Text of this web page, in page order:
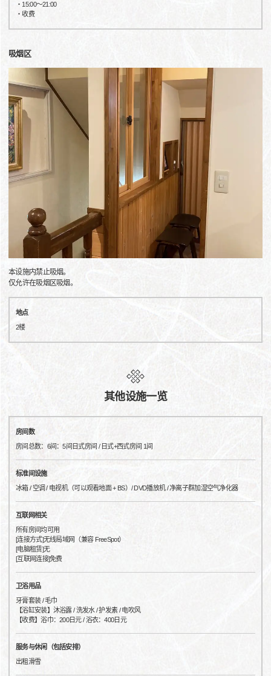
・15:00～21:00
・收费
吸烟区
本设施内禁止吸烟。
仅允许在吸烟区吸烟。
地点
2楼
其他设施一览
房间数
房间总数：6间：5间日式房间 / 日式+西式房间 1间
标准间设施
冰箱 / 空调 / 电视机（可以观看地面 + BS）/ DVD播放机 / 净离子群加湿空气净化器
互联网相关
所有房间均可用
[连接方式]无线局域网（兼容 FreeSpot）
[电脑租赁]无
[互联网连接]免费
卫浴用品
牙膏套装 / 毛巾
【浴缸安装】沐浴露 / 洗发水 / 护发素 / 电吹风
【收费】浴巾：200日元 / 浴衣：400日元
服务与休闲（包括安排）
出租滑雪